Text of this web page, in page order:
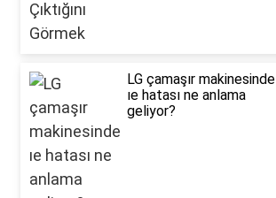
LG çamaşır makinesinde
ıe hatası ne anlama
geliyor?